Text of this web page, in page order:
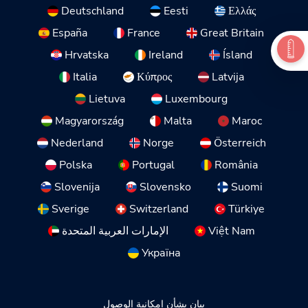
Deutschland Eesti
Ελλάς
España
France
Great Britain
Hrvatska
Ireland
Ísland
Italia
Κύπρος
Latvija
Lietuva
Luxembourg
Magyarország
Malta
Maroc
Nederland
Norge
Österreich
Polska
Portugal
România
Slovenija
Slovensko
Suomi
Sverige
Switzerland
Türkiye
الإمارات العربية المتحدة
Việt Nam
Україна
بيان بشأن إمكانية الوصول